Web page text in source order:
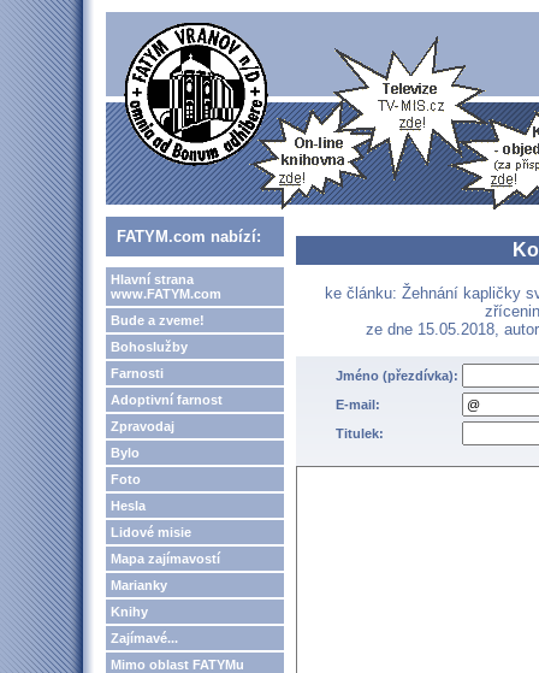
FATYM.com nabízí:
Hlavní strana
www.FATYM.com
Bude a zveme!
Bohoslužby
Farnosti
Adoptivní farnost
Zpravodaj
Bylo
Foto
Hesla
Lidové misie
Mapa zajímavostí
Marianky
Knihy
Zajímavé...
Mimo oblast FATYMu
ke článku: Žehnání kapličky
ze dne 15.05.2018,
Jméno (přezdívka):
E-mail:
Titulek: